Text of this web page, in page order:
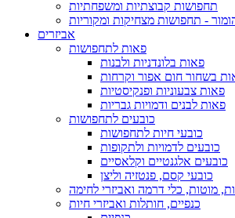
תחפושות קבוצתיות ומשפחתיות
- תחפושות מצחיקות ומקוריות
אביזרים
פאות לתחפושות
פאות בלונדניות ולבנות
בשחור חום אפור וקרחות
פאות צבעוניות ופנקיסטיות
פאות לבנים ודמויות גבריות
כובעים לתחפושות
כובעי חיות לתחפושות
כובעים לדמויות ולתקופות
כובעים אלגנטיים וקלאסיים
כובעי קסם, פנטזיה וליצן
מוטות, כלי דרמה ואביזרי לחימה
כנפיים, חותלות ואביזרי חיות